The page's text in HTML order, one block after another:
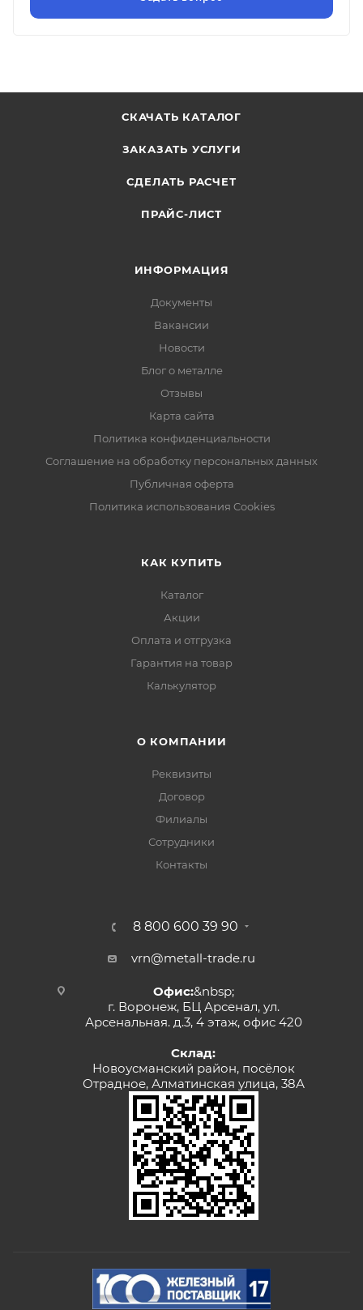
СКАЧАТЬ КАТАЛОГ
ЗАКАЗАТЬ УСЛУГИ
СДЕЛАТЬ РАСЧЕТ
ПРАЙС-ЛИСТ
ИНФОРМАЦИЯ
Документы
Вакансии
Новости
Блог о металле
Отзывы
Карта сайта
Политика конфиденциальности
Соглашение на обработку персональных данных
Публичная оферта
Политика использования Cookies
КАК КУПИТЬ
Каталог
Акции
Оплата и отгрузка
Гарантия на товар
Калькулятор
О КОМПАНИИ
Реквизиты
Договор
Филиалы
Сотрудники
Контакты
8 800 600 39 90
vrn@metall-trade.ru
Офис:&nbsp;
г. Воронеж, БЦ Арсенал, ул.
Арсенальная. д.3, 4 этаж, офис 420
Склад:
Новоусманский район, посёлок
Отрадное, Алматинская улица, 38А